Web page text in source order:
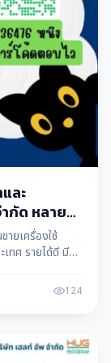
ละ
กัด หลาย
ยเครื่องใช้
เทศ รายได้ดี มี
124